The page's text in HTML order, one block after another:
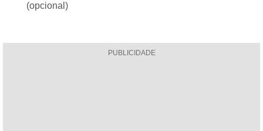
(opcional)
PUBLICIDADE